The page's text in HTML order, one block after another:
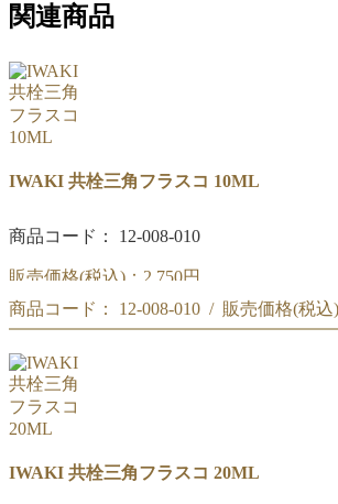
関連商品
IWAKI 共栓三角フラスコ 10ML
商品コード： 12-008-010
販売価格(税込)： 2,750円
共栓三角フラスコ 10ML
商品コード： 12-008-010 / 販売価格(税込)
共栓三角フラスコ 10ML
IWAKI 共栓三角フラスコ 20ML